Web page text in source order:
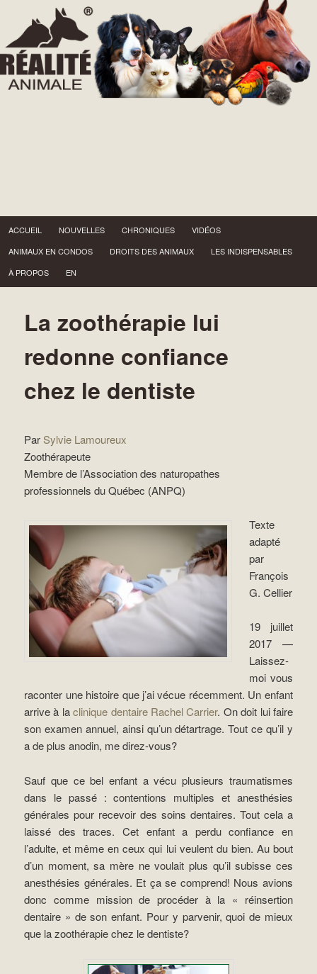
Menu principal
Aller au contenu principal
ACCUEIL NOUVELLES CHRONIQUES
VIDÉOS
ANIMAUX EN CONDOS
DROITS DES ANIMAUX
LES INDISPENSABLES
À PROPOS
EN
La zoothérapie lui
redonne confiance
chez le dentiste
Par Sylvie Lamoureux
Zoothérapeute
Membre de l’Association des naturopathes
professionnels du Québec (ANPQ)
Texte
adapté
par
François
G. Cellier
19 juillet
2017 —
Laissez-
moi vous
raconter une histoire que j’ai vécue récemment. Un enfant
arrive à laclinique dentaire Rachel Carrier. On doit lui faire
son examen annuel, ainsi qu’un détartrage. Tout ce qu’il y
a de plus anodin, me direz-vous?
Sauf que ce bel enfant a vécu plusieurs traumatismes
dans le passé : contentions multiples et anesthésies
générales pour recevoir des soins dentaires. Tout cela a
laissé des traces. Cet enfant a perdu confiance en
l’adulte, et même en ceux qui lui veulent du bien. Au bout
d’un moment, sa mère ne voulait plus qu’il subisse ces
anesthésies générales. Et ça se comprend! Nous avions
donc comme mission de procéder à la « réinsertion
dentaire » de son enfant. Pour y parvenir, quoi de mieux
que la zoothérapie chez le dentiste?